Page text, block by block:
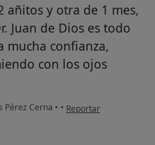
añitos y otra de 1 mes,
Juan de Dios es todo
mucha confianza,
con los ojos
Pérez Cerna • • en opinión del usuario
Reportar